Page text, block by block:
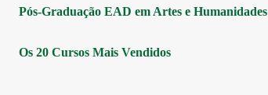
Pós-Graduação EAD em Artes e Humanidades
Os 20 Cursos Mais Vendidos